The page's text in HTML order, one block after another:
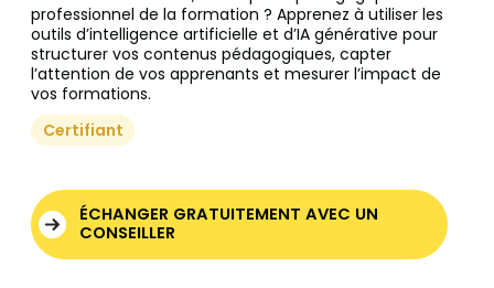
professionnel de la formation ? Apprenez à utiliser les
outils d’intelligence artificielle et d’IA générative pour
structurer vos contenus pédagogiques, capter
l’attention de vos apprenants et mesurer l’impact de
vos formations.
Certifiant
ÉCHANGER GRATUITEMENT AVEC UN
CONSEILLER